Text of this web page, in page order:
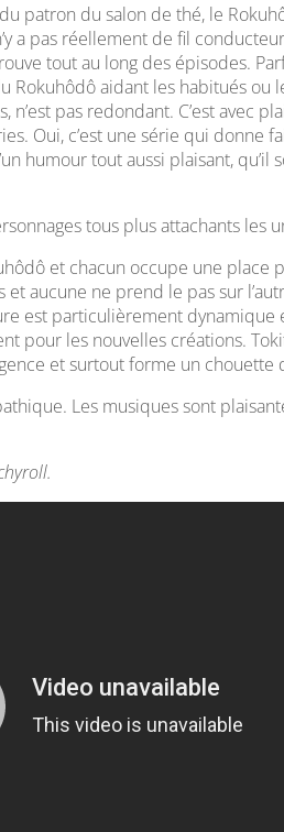
patron du salon de thé, le
a pas réellement de fil
tout au long des épisodes.
aidant les habitués ou
pas redondant. C’est avec
Oui, c’est une série qui donne
humour tout aussi plaisant,
tous plus attachants les
et chacun occupe une place
aucune ne prend le pas sur
est particulièrement
pour les nouvelles créations.
et surtout forme un chouette
Les musiques sont